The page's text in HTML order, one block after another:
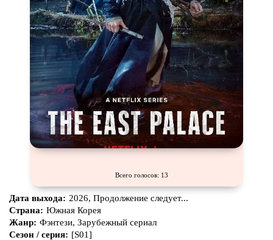
Основанное нареальных
событиях
Параллельные миры
ПереводГоблина ПереводКубик в Кубе
ПереводКураж-Бамбей Пеплум
Подростковая жестокость Постапокалипсис
Призраки Про акул
Про апокалипсис Про богатых
Про богов Про вампиров
Про выживание
Про гонки Про деревню
Про динозавров Про драконов
Всего голосов: 13
Дата выхода: 2026, Продолжение следует...
Страна: Южная Корея
Жанр: Фэнтези, Зарубежный сериал
Сезон / серия: [S01]